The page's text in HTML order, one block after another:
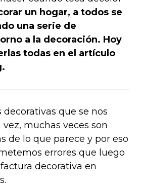
un hogar, a todos se
una serie de
a la decoración. Hoy
todas en el artículo
decorativas que se nos
muchas veces son
de lo que parece y por eso
errores que luego
decorativa en